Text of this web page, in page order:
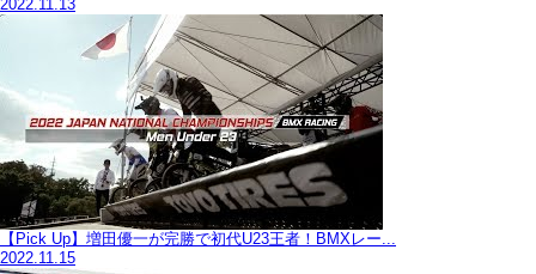
2022.11.13
【Pick Up】増田優一が完勝で初代U23王者！BMXレー...
2022.11.15